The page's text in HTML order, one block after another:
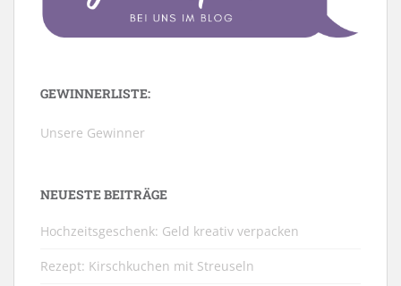
GEWINNERLISTE:
Unsere Gewinner
NEUESTE BEITRÄGE
Hochzeitsgeschenk: Geld kreativ verpacken
Rezept: Kirschkuchen mit Streuseln